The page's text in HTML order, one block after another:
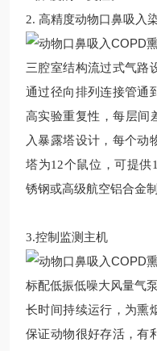
2. 高精度动物口鼻吸入
三腔室结构流过式气路
通过径向排列连接管通
高实验重复性，每层间
入暴露塔设计，每个动
塔为12个鼠位，可提供
锈钢或高级航空铝合金
3.控制监测主机
标配低振低噪大风量气
长时间持续运行，为熏
保证动物很好存活，有